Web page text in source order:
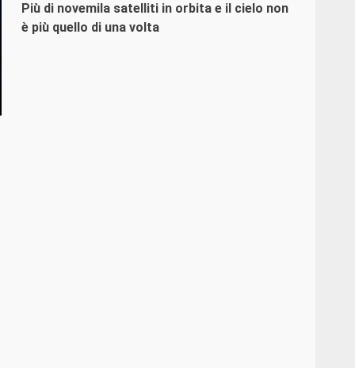
Più di novemila satelliti in orbita e il cielo non
è più quello di una volta